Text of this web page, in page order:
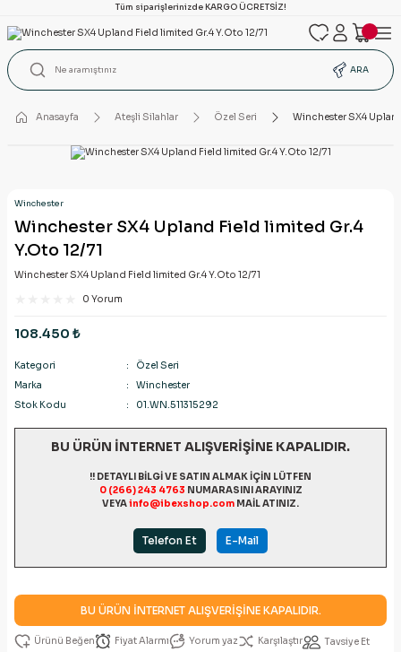
Tüm siparişlerinizde KARGO ÜCRETSİZ!
ARA
Anasayfa Ateşli Silahlar Özel Seri Winchester SX4
Winchester
Winchester SX4 Upland Field limited Gr.4
Y.Oto 12/71
Winchester SX4 Upland Field limited Gr.4 Y.Oto 12/71
0 Yorum
108.450 ₺
Kategori
Özel Seri
Marka
Winchester
Stok Kodu
01.WN.511315292
BU ÜRÜN İNTERNET ALIŞVERİŞİNE KAPALIDIR.
!! DETAYLI BİLGİ VE SATIN ALMAK İÇİN LÜTFEN
0 (266) 243 4763 NUMARASINI ARAYINIZ
VEYAinfo@ibexshop.com MAİL ATINIZ.
Telefon Et E-Mail
BU ÜRÜN İNTERNET ALIŞVERİŞİNE KAPALIDIR.
Fiyat Alarmı Yorum yaz Karşılaştır
Tavsiye Et